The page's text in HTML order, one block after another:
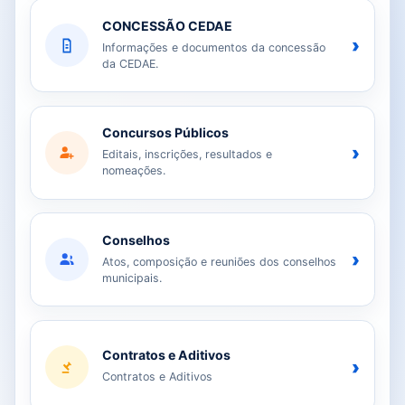
CONCESSÃO CEDAE
Informações e documentos da concessão
da CEDAE.
›
Concursos Públicos
Editais, inscrições, resultados e
nomeações.
›
Conselhos
Atos, composição e reuniões dos conselhos
municipais.
›
Contratos e Aditivos
Contratos e Aditivos ›